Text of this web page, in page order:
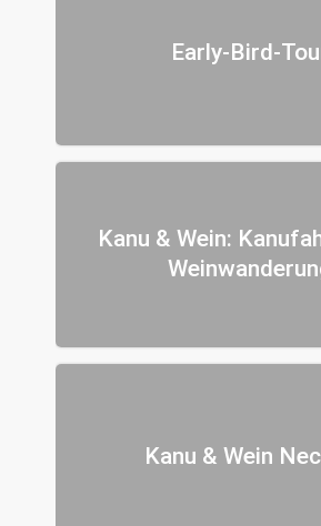
Early-Bird-
Kanu & Wein:
Kanu & Wein